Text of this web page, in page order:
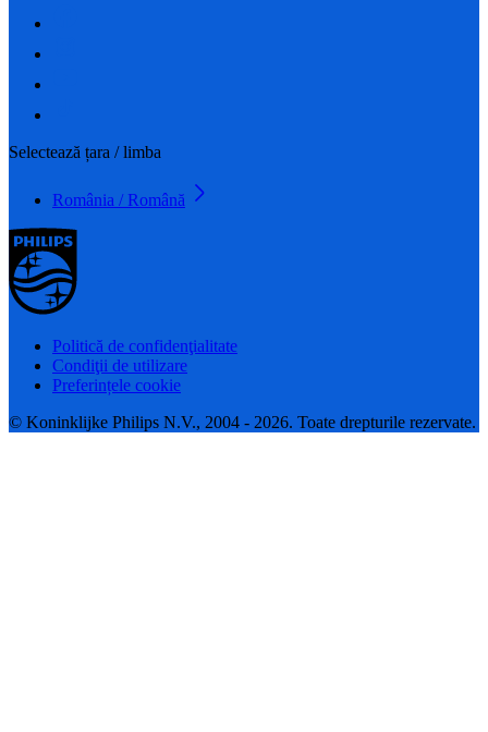
Selectează țara / limba
România / Română
Politică de confidenţialitate
Condiţii de utilizare
Preferințele cookie
© Koninklijke Philips N.V., 2004 - 2026. Toate drepturile rezervate.